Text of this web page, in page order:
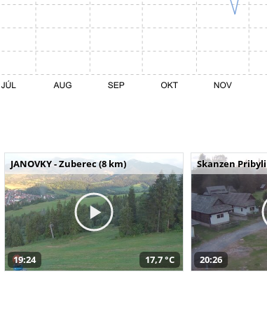
JANOVKY - Zuberec (8 km)
19:24 17,7 °C
Skanzen
20:26